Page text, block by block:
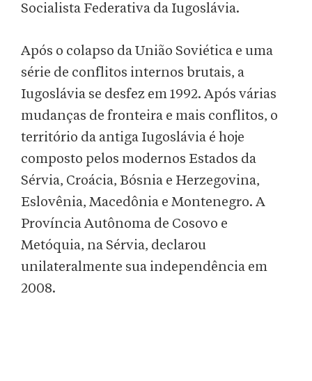
Socialista Federativa da Iugoslávia.
Após o colapso da União Soviética e uma
série de conflitos internos brutais, a
Iugoslávia se desfez em 1992. Após várias
mudanças de fronteira e mais conflitos, o
território da antiga Iugoslávia é hoje
composto pelos modernos Estados da
Sérvia, Croácia, Bósnia e Herzegovina,
Eslovênia, Macedônia e Montenegro. A
Província Autônoma de Cosovo e
Metóquia, na Sérvia, declarou
unilateralmente sua independência em
2008.